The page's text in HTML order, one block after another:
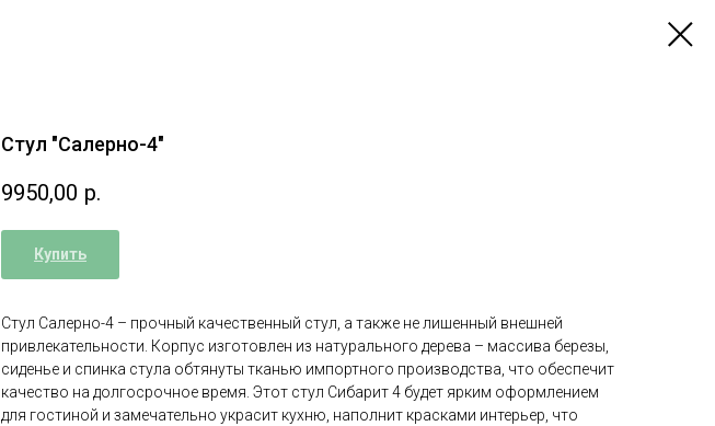
Стул "Салерно-4"
9950,00 р.
Купить
Стул Салерно-4 – прочный качественный стул, а также не лишенный внешней
привлекательности. Корпус изготовлен из натурального дерева – массива березы,
сиденье и спинка стула обтянуты тканью импортного производства, что обеспечит
качество на долгосрочное время. Этот стул Сибарит 4 будет ярким оформлением
для гостиной и замечательно украсит кухню, наполнит красками интерьер, что